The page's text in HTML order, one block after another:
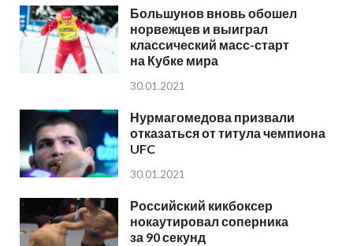
Большунов вновь обошел
норвежцев и выиграл
классический масс-старт
на Кубке мира
30.01.2021
Нурмагомедова призвали
отказаться от титула чемпиона
UFC
30.01.2021
Российский кикбоксер
нокаутировал соперника
за 90 секунд